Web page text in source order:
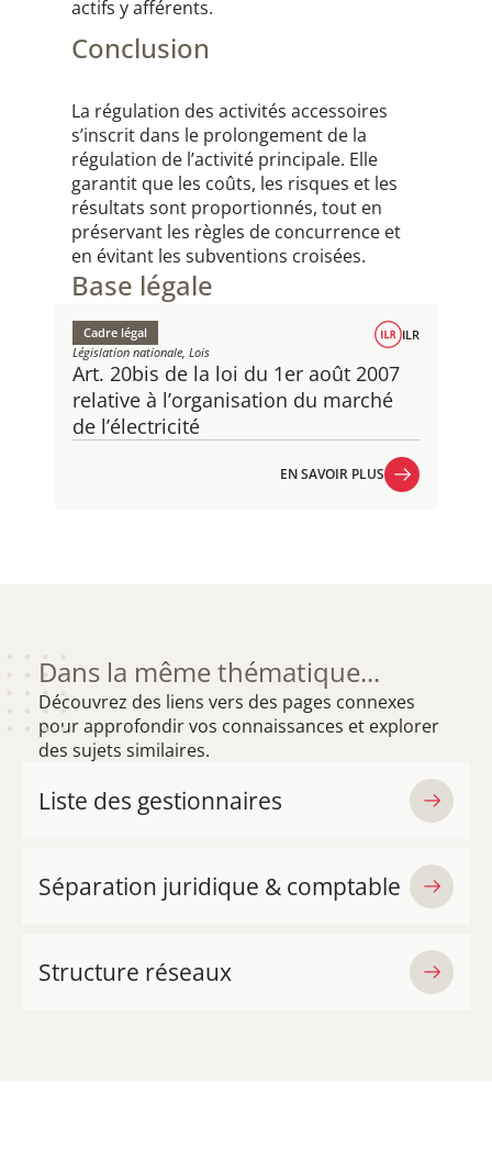
actifs y afférents.
Conclusion
La régulation des activités accessoires
s’inscrit dans le prolongement de la
régulation de l’activité principale. Elle
garantit que les coûts, les risques et les
résultats sont proportionnés, tout en
préservant les règles de concurrence et
en évitant les subventions croisées.
Base légale
Art. 20bis de la loi du 1er août 2007
relative à l’organisation du marché
de l’électricité
Cadre légal
Législation nationale, Lois
ILR
EN SAVOIR PLUS
Dans la même thématique...
Découvrez des liens vers des pages connexes
pour approfondir vos connaissances et explorer
des sujets similaires.
Liste des gestionnaires
Séparation juridique & comptable
Structure réseaux